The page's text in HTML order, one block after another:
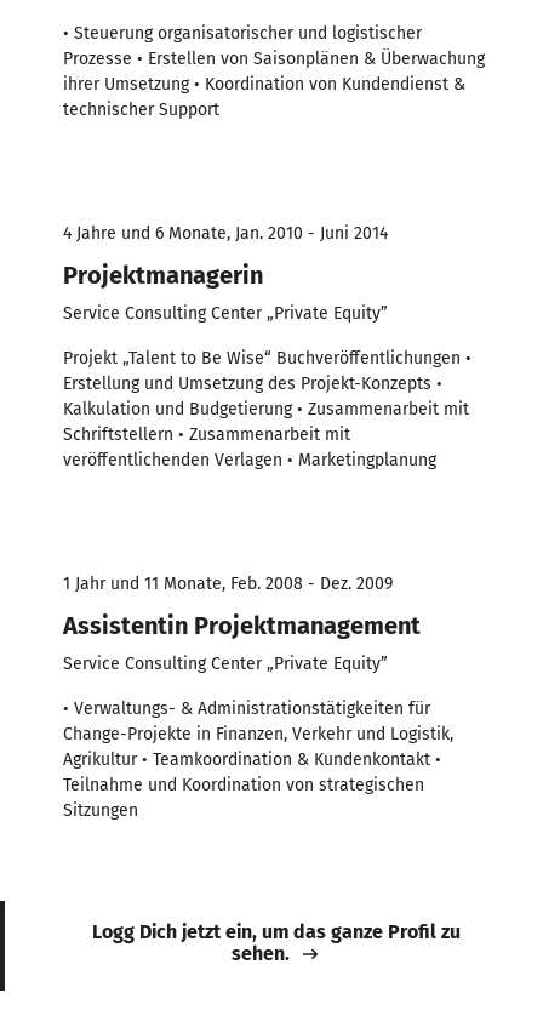
• Steuerung organisatorischer und logistischer
Prozesse • Erstellen von Saisonplänen & Überwachung
ihrer Umsetzung • Koordination von Kundendienst &
technischer Support
4 Jahre und 6 Monate, Jan. 2010 - Juni 2014
Projektmanagerin
Service Consulting Center „Private Equity”
Projekt „Talent to Be Wise“ Buchveröffentlichungen •
Erstellung und Umsetzung des Projekt-Konzepts •
Kalkulation und Budgetierung • Zusammenarbeit mit
Schriftstellern • Zusammenarbeit mit
veröffentlichenden Verlagen • Marketingplanung
1 Jahr und 11 Monate, Feb. 2008 - Dez. 2009
Assistentin Projektmanagement
Service Consulting Center „Private Equity”
• Verwaltungs- & Administrationstätigkeiten für
Change-Projekte in Finanzen, Verkehr und Logistik,
Agrikultur • Teamkoordination & Kundenkontakt •
Teilnahme und Koordination von strategischen
Sitzungen
Logg Dich jetzt ein, um das ganze Profil zu
sehen.